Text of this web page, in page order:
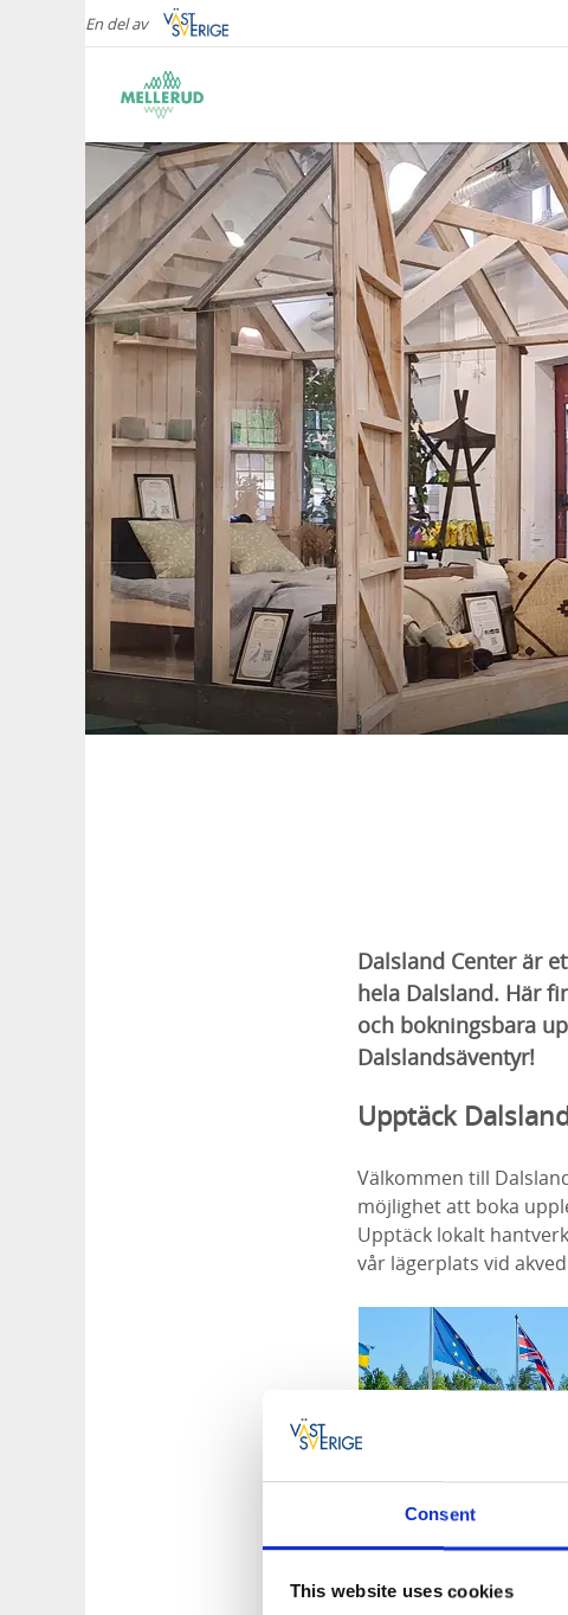
Consent
This website uses cookies
En del av
Dalsland Center är
hela Dalsland. Här
och bokningsbara
Dalslandsäventyr!
Upptäck
Välkommen till
möjlighet att boka
Upptäck lokalt
vår lägerplats vid